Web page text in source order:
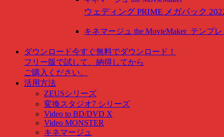
ウェディング PRIME メガパック
キネマージュ the MovieMakerテンプ
ダウンロード今すぐ無料でダウンロード！
フリー版で試して、納得してから
ご購入ください。
活用方法
ZEUSシリーズ
変換スタジオ7 シリーズ
Video to BD/DVD X
Video MONSTER
キネマージュ